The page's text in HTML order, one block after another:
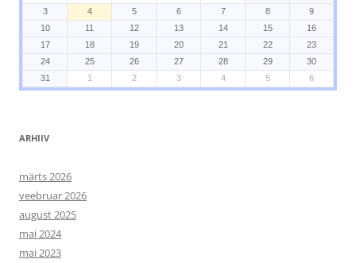
3
4 5 6 7 8
9
10
11 12 13 14 15
16
17
18 19 20 21 22
23
24
25 26 27 28 29
30
31
1 2 3 4 5 6
ARHIIV
märts 2026
veebruar 2026
august 2025
mai 2024
mai 2023